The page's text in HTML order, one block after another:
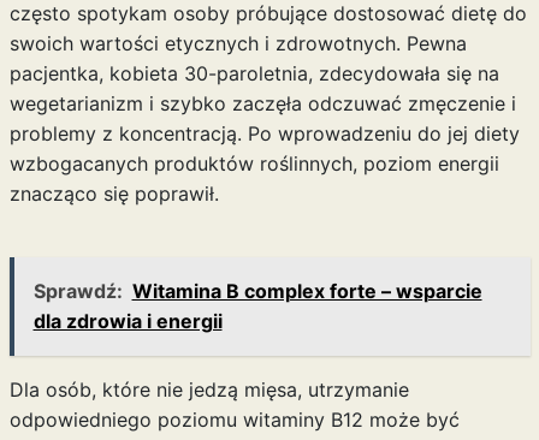
często spotykam osoby próbujące dostosować dietę do
swoich wartości etycznych i zdrowotnych. Pewna
pacjentka, kobieta 30-paroletnia, zdecydowała się na
wegetarianizm i szybko zaczęła odczuwać zmęczenie i
problemy z koncentracją. Po wprowadzeniu do jej diety
wzbogacanych produktów roślinnych, poziom energii
znacząco się poprawił.
Sprawdź: Witamina B complex forte – wsparcie
dla zdrowia i energii
Dla osób, które nie jedzą mięsa, utrzymanie
odpowiedniego poziomu witaminy B12 może być